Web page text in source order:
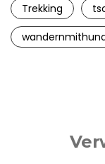
Trekking